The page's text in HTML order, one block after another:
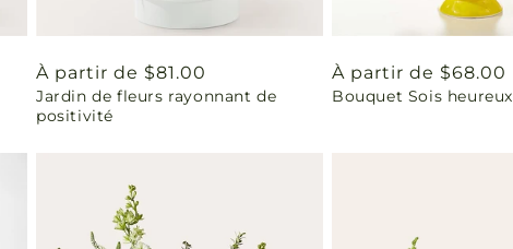
Prix
habituel
À partir de $81.00
Jardin de fleurs rayonnant de
positivité
Prix
habituel
À partir de $68.00
Bouquet Sois heureux